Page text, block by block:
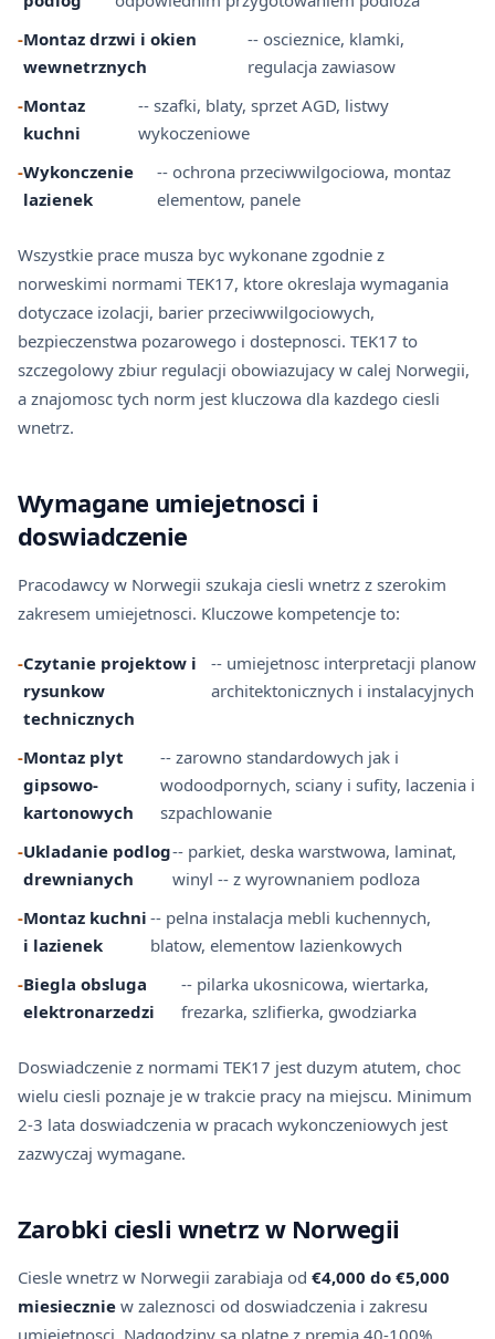
-Montaz drzwi i okien
wewnetrznych
-- oscieznice, klamki,
regulacja zawiasow
-Montaz
kuchni
-- szafki, blaty, sprzet AGD, listwy
wykoczeniowe
-Wykonczenie
lazienek
-- ochrona przeciwwilgociowa, montaz
elementow, panele
Wszystkie prace musza byc wykonane zgodnie z
norweskimi normami TEK17, ktore okreslaja wymagania
dotyczace izolacji, barier przeciwwilgociowych,
bezpieczenstwa pozarowego i dostepnosci. TEK17 to
szczegolowy zbiur regulacji obowiazujacy w calej Norwegii,
a znajomosc tych norm jest kluczowa dla kazdego ciesli
wnetrz.
Wymagane umiejetnosci i
doswiadczenie
Pracodawcy w Norwegii szukaja ciesli wnetrz z szerokim
zakresem umiejetnosci. Kluczowe kompetencje to:
-Czytanie projektow i
rysunkow
technicznych
-- umiejetnosc interpretacji planow
architektonicznych i instalacyjnych
-Montaz plyt
gipsowo-
kartonowych
-- zarowno standardowych jak i
wodoodpornych, sciany i sufity, laczenia i
szpachlowanie
-Ukladanie podlog
drewnianych
-- parkiet, deska warstwowa, laminat,
winyl -- z wyrownaniem podloza
-Montaz kuchni
i lazienek
-- pelna instalacja mebli kuchennych,
blatow, elementow lazienkowych
-Biegla obsluga
elektronarzedzi
-- pilarka ukosnicowa, wiertarka,
frezarka, szlifierka, gwodziarka
Doswiadczenie z normami TEK17 jest duzym atutem, choc
wielu ciesli poznaje je w trakcie pracy na miejscu. Minimum
2-3 lata doswiadczenia w pracach wykonczeniowych jest
zazwyczaj wymagane.
Zarobki ciesli wnetrz w Norwegii
Ciesle wnetrz w Norwegii zarabiaja od €4,000 do €5,000
miesiecznie w zaleznosci od doswiadczenia i zakresu
umiejetnosci. Nadgodziny sa platne z premia 40-100%